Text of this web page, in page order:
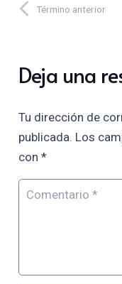
Término anterior
Deja una
Tu dirección de
publicada. Los
con *